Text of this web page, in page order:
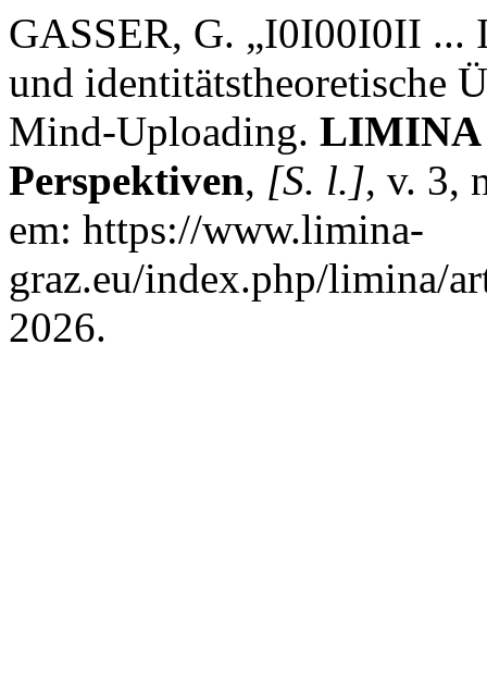
GASSER, G. „I0I00I0II ...
und identitätstheoretische
Mind-Uploading. LIMINA
Perspektiven, [S. l.], v. 3,
em: https://www.limina-
graz.eu/index.php/limina/
2026.